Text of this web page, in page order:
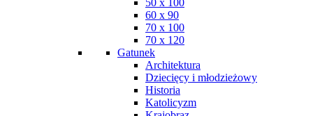
50 x 100
60 x 90
70 x 100
70 x 120
Gatunek
Architektura
Dziecięcy i młodzieżowy
Historia
Katolicyzm